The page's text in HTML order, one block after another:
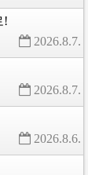
!
2026.8.7.
2026.8.7.
2026.8.6.